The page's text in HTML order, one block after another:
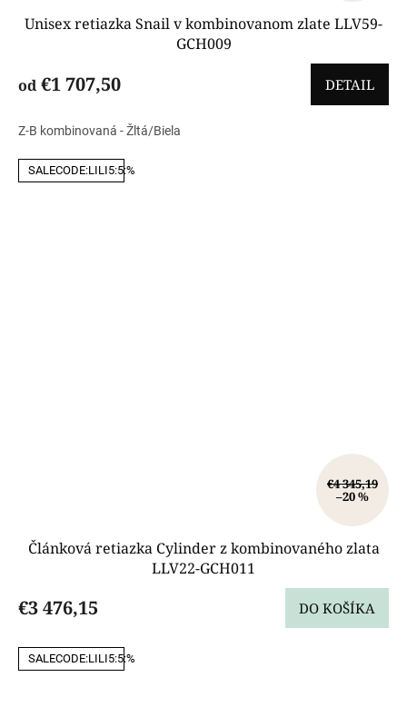
Unisex retiazka Snail v kombinovanom zlate LLV59-
GCH009
od€1 707,50 DETAIL
Z-B kombinovaná - Žltá/Biela
SALECODE:LILI5:5:%
€4 345,19
–20 %
Článková retiazka Cylinder z kombinovaného zlata
LLV22-GCH011
€3 476,15 DO KOŠÍKA
SALECODE:LILI5:5:%